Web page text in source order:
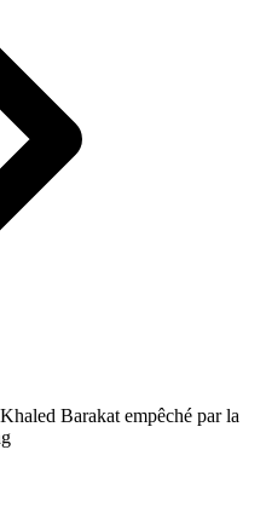
Barakat empêché par la